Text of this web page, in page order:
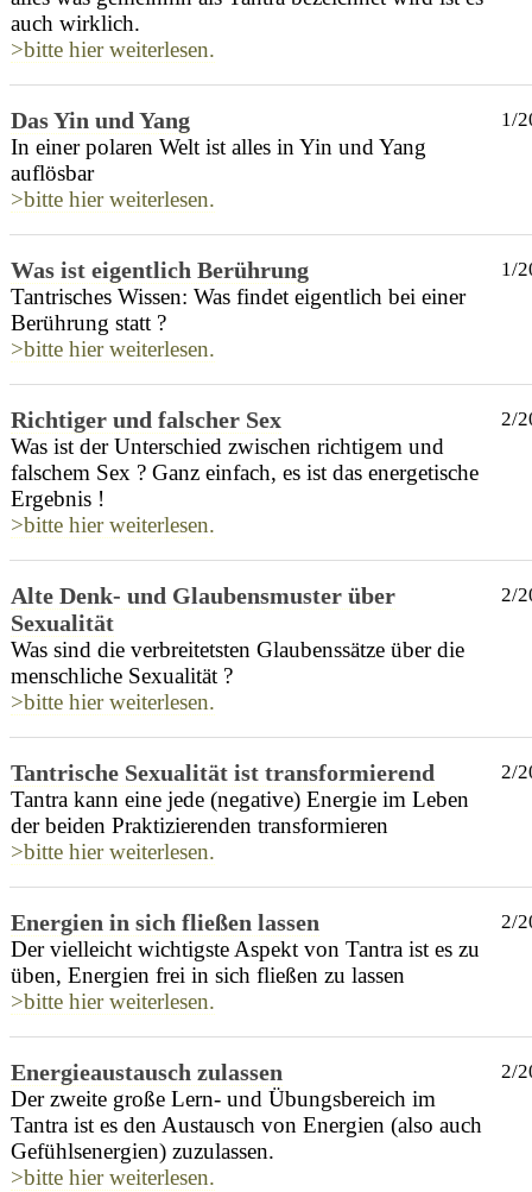
auch wirklich.
>bitte hier weiterlesen.
Das Yin und Yang
In einer polaren Welt ist alles in Yin und Yang
auflösbar
>bitte hier weiterlesen.
1/
Was ist eigentlich Berührung
Tantrisches Wissen: Was findet eigentlich bei einer
Berührung statt ?
>bitte hier weiterlesen.
1/
Richtiger und falscher Sex
Was ist der Unterschied zwischen richtigem und
falschem Sex ? Ganz einfach, es ist das energetische
Ergebnis !
>bitte hier weiterlesen.
2/
Alte Denk- und Glaubensmuster über
Sexualität
Was sind die verbreitetsten Glaubenssätze über die
menschliche Sexualität ?
>bitte hier weiterlesen.
2/
Tantrische Sexualität ist transformierend
Tantra kann eine jede (negative) Energie im Leben
der beiden Praktizierenden transformieren
>bitte hier weiterlesen.
2/
Energien in sich fließen lassen
Der vielleicht wichtigste Aspekt von Tantra ist es zu
üben, Energien frei in sich fließen zu lassen
>bitte hier weiterlesen.
2/
Energieaustausch zulassen
Der zweite große Lern- und Übungsbereich im
Tantra ist es den Austausch von Energien (also auch
Gefühlsenergien) zuzulassen.
>bitte hier weiterlesen.
2/